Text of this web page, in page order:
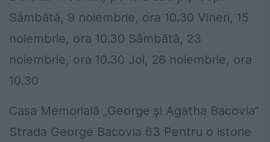
Sâmbătă, 9 noiembrie, ora 10.30 Vineri, 15
noiembrie, ora 10.30 Sâmbătă, 23
noiembrie, ora 10.30 Joi, 28 noiembrie, ora
10.30
Casa Memorială „George și Agatha Bacovia”
Strada George Bacovia 63 Pentru o istorie